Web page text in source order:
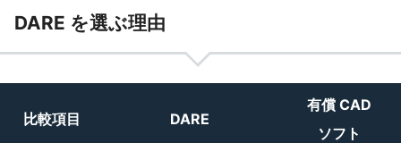
DARE を選ぶ理由
比較項目 DARE
有償 CAD
ソフト